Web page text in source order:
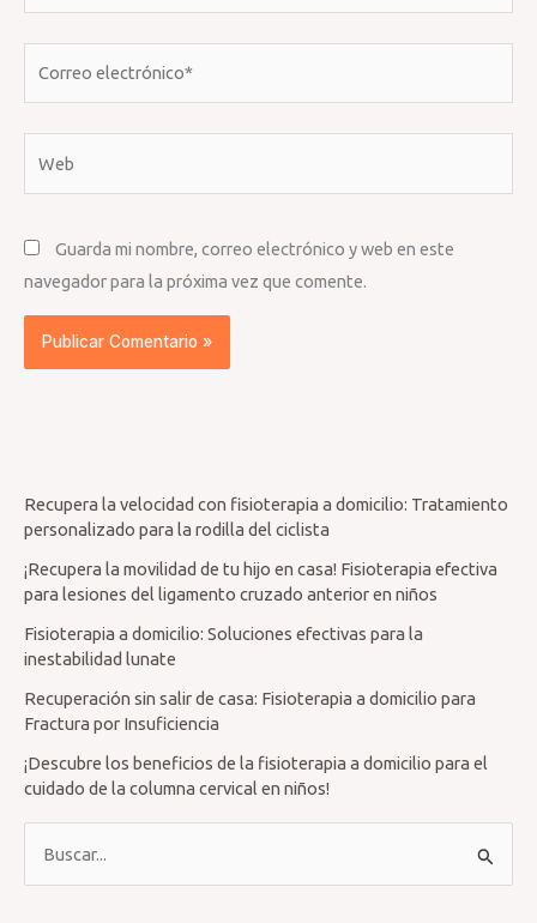
Guarda mi nombre, correo electrónico y web en este
navegador para la próxima vez que comente.
Recupera la velocidad con fisioterapia a domicilio: Tratamiento
personalizado para la rodilla del ciclista
¡Recupera la movilidad de tu hijo en casa! Fisioterapia efectiva
para lesiones del ligamento cruzado anterior en niños
Fisioterapia a domicilio: Soluciones efectivas para la
inestabilidad lunate
Recuperación sin salir de casa: Fisioterapia a domicilio para
Fractura por Insuficiencia
¡Descubre los beneficios de la fisioterapia a domicilio para el
cuidado de la columna cervical en niños!